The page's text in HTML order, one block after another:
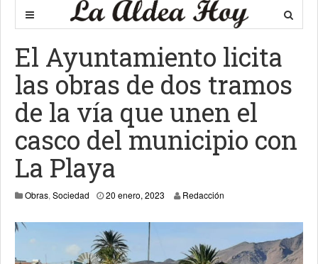
El Ayuntamiento licita
las obras de dos tramos
de la vía que unen el
casco del municipio con
La Playa
Obras, Sociedad 20 enero, 2023 1 febrero, 2023
Redacción